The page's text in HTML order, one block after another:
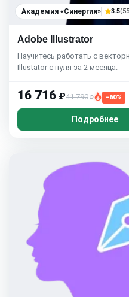
Академия «Синергия» 3.5
Adobe Illustrator
Научитесь работать с
Illustator с нуля за 2 месяца.
16 716 ₽41 790₽ −60%
Подробнее